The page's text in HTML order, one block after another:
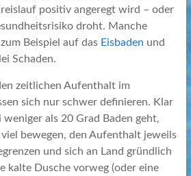
positiv angeregt wird – oder
droht. Manche
Beispiel auf das Eisbaden und
Schaden.
zeitlichen Aufenthalt im
sich nur schwer definieren. Klar
als 20 Grad Baden geht,
bewegen, den Aufenthalt jeweils
und sich an Land gründlich
kalte Dusche vorweg (oder eine